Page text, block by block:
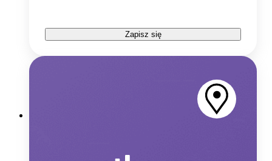
Zapisz się